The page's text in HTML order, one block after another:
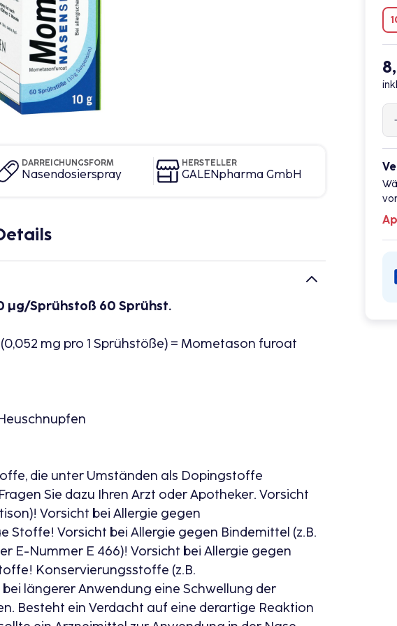
DARREICHUNGSFORM
Nasendosierspray
HERSTELLER
GALENpharma GmbH
μg/Sprühstoß 60 Sprühst.
mg pro 1 Sprühstöße) = Mometason furoat
die unter Umständen als Dopingstoffe
Sie dazu Ihren Arzt oder Apotheker. Vorsicht
Vorsicht bei Allergie gegen
Stoffe! Vorsicht bei Allergie gegen Bindemittel (z.B.
E-Nummer E 466)! Vorsicht bei Allergie gegen
Konservierungsstoffe (z.B.
längerer Anwendung eine Schwellung der
Besteht ein Verdacht auf eine derartige Reaktion